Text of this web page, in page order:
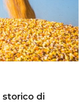
storico di